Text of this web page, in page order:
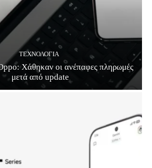
ΤΕΧΝΟΛΟΓΊΑ
Χάθηκαν οι ανέπαφες πληρωμές
μετά από update